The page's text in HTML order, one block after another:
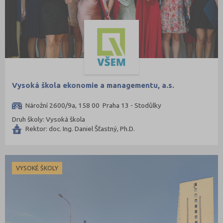
Vysoká škola ekonomie a managementu, a.s.
Nárožní 2600/9a, 158 00 Praha 13 - Stodůlky
Druh školy: Vysoká škola
Rektor: doc. Ing. Daniel Šťastný, Ph.D.
VYSOKÉ ŠKOLY